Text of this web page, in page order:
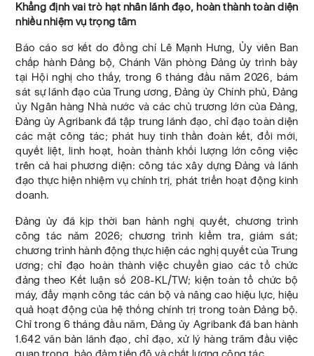
Khẳng định vai trò hạt nhân lãnh đạo, hoàn thành toàn diện
nhiều nhiệm vụ trọng tâm
Báo cáo sơ kết do đồng chí Lê Mạnh Hưng, Ủy viên Ban
chấp hành Đảng bộ, Chánh Văn phòng Đảng ủy trình bày
tại Hội nghị cho thấy, trong 6 tháng đầu năm 2026, bám
sát sự lãnh đạo của Trung ương, Đảng ủy Chính phủ, Đảng
ủy Ngân hàng Nhà nước và các chủ trương lớn của Đảng,
Đảng ủy Agribank đã tập trung lãnh đạo, chỉ đạo toàn diện
các mặt công tác; phát huy tinh thần đoàn kết, đổi mới,
quyết liệt, linh hoạt, hoàn thành khối lượng lớn công việc
trên cả hai phương diện: công tác xây dựng Đảng và lãnh
đạo thực hiện nhiệm vụ chính trị, phát triển hoạt động kinh
doanh.
Đảng ủy đã kịp thời ban hành nghị quyết, chương trình
công tác năm 2026; chương trình kiểm tra, giám sát;
chương trình hành động thực hiện các nghị quyết của Trung
ương; chỉ đạo hoàn thành việc chuyển giao các tổ chức
đảng theo Kết luận số 208-KL/TW; kiện toàn tổ chức bộ
máy, đẩy mạnh công tác cán bộ và nâng cao hiệu lực, hiệu
quả hoạt động của hệ thống chính trị trong toàn Đảng bộ.
Chỉ trong 6 tháng đầu năm, Đảng ủy Agribank đã ban hành
1.642 văn bản lãnh đạo, chỉ đạo, xử lý hàng trăm đầu việc
quan trọng, bảo đảm tiến độ và chất lượng công tác.